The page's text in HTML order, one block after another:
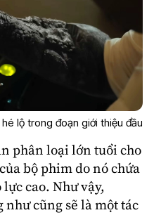
lộ trong đoạn giới thiệu đầu
phân loại lớn tuổi cho
bộ phim do nó chứa
cao. Như vậy,
cũng sẽ là một tác